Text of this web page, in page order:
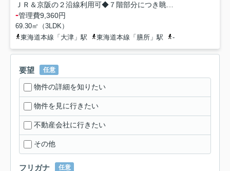
-管理費9,360円
69.30㎡（3LDK）
東海道本線「大津」駅
東海道本線「膳所」駅 -
要望 任意
物件の詳細を知りたい
物件を見に行きたい
不動産会社に行きたい
その他
フリガナ 任意